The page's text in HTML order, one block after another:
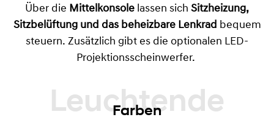
Über die Mittelkonsole lassen sich Sitzheizung,
Sitzbelüftung und das beheizbare Lenkrad bequem
steuern. Zusätzlich gibt es die optionalen LED-
Projektionsscheinwerfer.
Farben